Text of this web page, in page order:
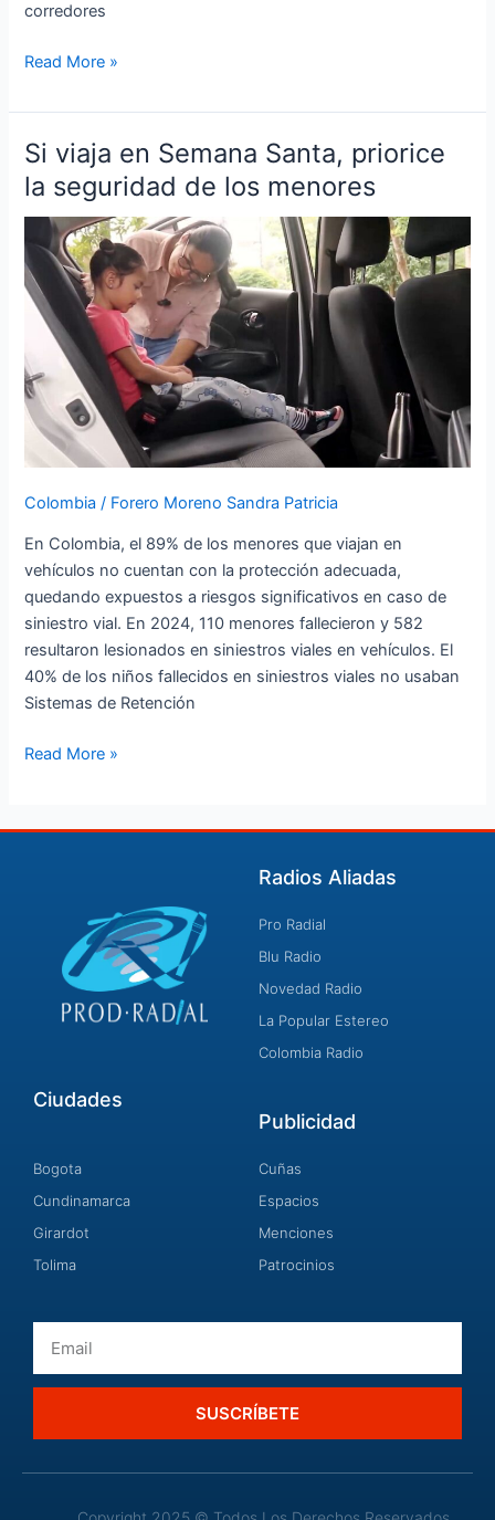
corredores
Read More »
Si viaja en Semana Santa, priorice
la seguridad de los menores
Colombia / Forero Moreno Sandra Patricia
En Colombia, el 89% de los menores que viajan en
vehículos no cuentan con la protección adecuada,
quedando expuestos a riesgos significativos en caso de
siniestro vial. En 2024, 110 menores fallecieron y 582
resultaron lesionados en siniestros viales en vehículos. El
40% de los niños fallecidos en siniestros viales no usaban
Sistemas de Retención
Si
viaja
en
Semana
Santa,
priorice
la
seguridad
los
menores
Read More »
Radios Aliadas
Pro Radial
Blu Radio
Novedad Radio
La Popular Estereo
Colombia Radio
Ciudades
Bogota
Cundinamarca
Girardot
Tolima
Publicidad
Cuñas
Espacios
Menciones
Patrocinios
SUSCRÍBETE